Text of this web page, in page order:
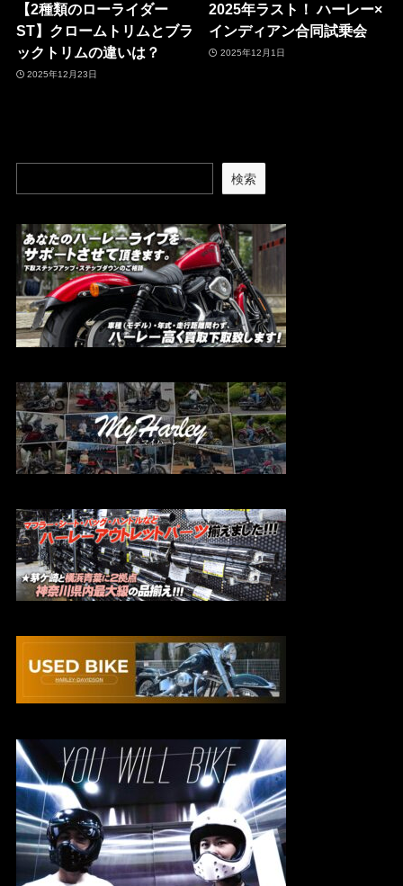
【2種類のローライダー
ST】クロームトリムとブラ
ックトリムの違いは？
2025年12月23日
2025年ラスト！ ハーレー×
インディアン合同試乗会
2025年12月1日
検索